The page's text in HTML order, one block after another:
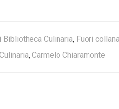
Bibliotheca Culinaria, Fuori collana
, Carmelo Chiaramonte